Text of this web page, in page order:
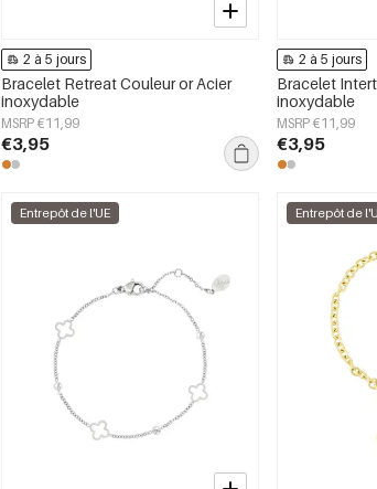
2 à 5 jours
Bracelet Retreat Couleur or Acier
inoxydable
MSRP €11,99
€3,95
2 à 5 jours
Bracelet
inoxydable
MSRP €11,99
€3,95
Entrepôt de l'UE Entrepôt de